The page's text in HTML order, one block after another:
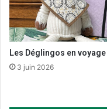
Les Déglingos en voyage
3 juin 2026